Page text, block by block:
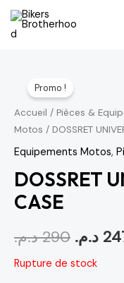
Aller
Promo !
Accueil / Pièces &
Motos / DOSSRET
Equipements Motos,
DOSSRET
CASE
290 د.م.
prix
initial
était :
د.م.
Rupture de stock